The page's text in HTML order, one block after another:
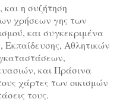
και η συζήτηση
χρήσεων γης των
και συγκεκριμένα
Εκπαίδευσης, Αθλητικών
και Πράσινα
χάρτες των οικισμών
τους.